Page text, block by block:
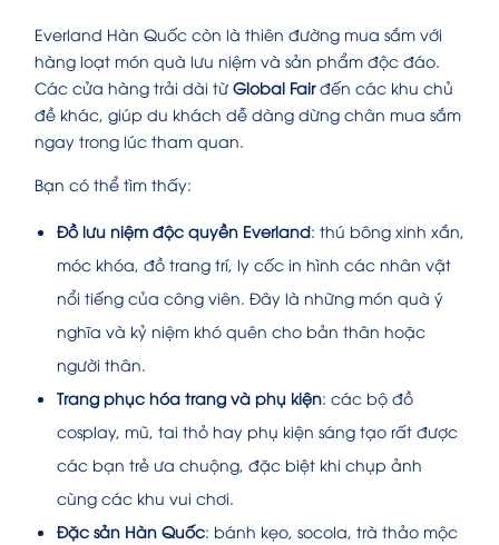
Everland Hàn Quốc còn là thiên đường mua sắm với
hàng loạt món quà lưu niệm và sản phẩm độc đáo.
Các cửa hàng trải dài từ Global Fairđến các khu chủ
đề khác, giúp du khách dễ dàng dừng chân mua sắm
ngay trong lúc tham quan.
Bạn có thể tìm thấy:
Đồ lưu niệm độc quyền Everland: thú bông xinh xắn,
móc khóa, đồ trang trí, ly cốc in hình các nhân vật
nổi tiếng của công viên. Đây là những món quà ý
nghĩa và kỷ niệm khó quên cho bản thân hoặc
người thân.
Trang phục hóa trang và phụ kiện: các bộ đồ
cosplay, mũ, tai thỏ hay phụ kiện sáng tạo rất được
các bạn trẻ ưa chuộng, đặc biệt khi chụp ảnh
cùng các khu vui chơi.
Đặc sản Hàn Quốc: bánh kẹo, socola, trà thảo mộc